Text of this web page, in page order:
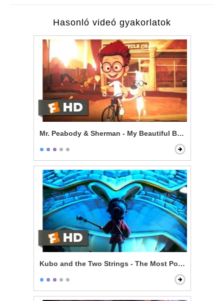
Hasonló videó gyakorlatok
Mr. Peabody & Sherman - My Beautiful Boy
Kubo and the Two Strings - The Most Powerful Magic